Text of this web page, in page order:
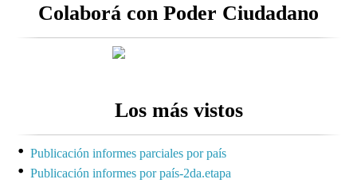
Colaborá con Poder Ciudadano
Los más vistos
Publicación informes parciales por país
Publicación informes por país-2da.etapa